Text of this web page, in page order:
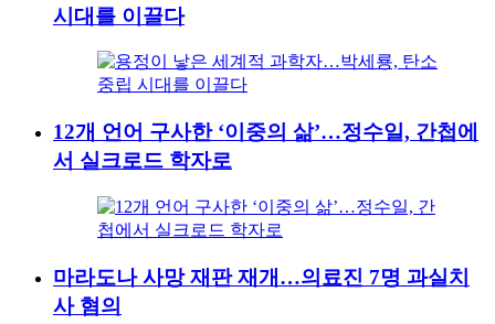
시대를 이끌다
12개 언어 구사한 ‘이중의 삶’…정수일, 간첩에
서 실크로드 학자로
마라도나 사망 재판 재개…의료진 7명 과실치
사 혐의